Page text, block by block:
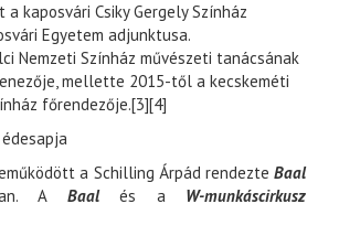
kaposvári Csiky Gergely Színház
Egyetem adjunktusa.
Nemzeti Színház művészeti tanácsának
mellette 2015-től a kecskeméti
főrendezője.[3][4]
a Schilling Árpád rendezte Baal
A Baal és a W-munkáscirkusz